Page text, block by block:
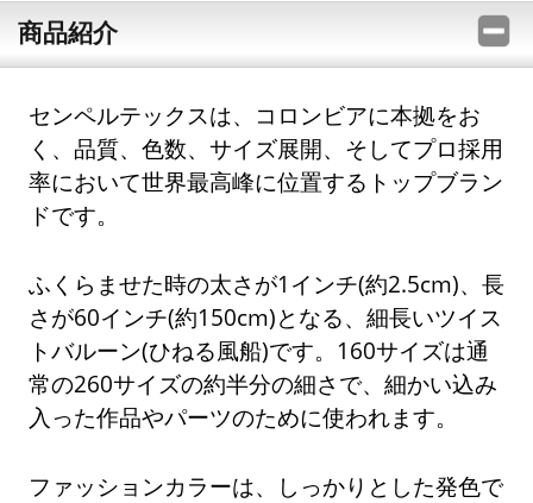
商品紹介
センペルテックスは、コロンビアに本拠をお
く、品質、色数、サイズ展開、そしてプロ採用
率において世界最高峰に位置するトップブラン
ドです。
ふくらませた時の太さが1インチ(約2.5cm)、長
さが60インチ(約150cm)となる、細長いツイス
トバルーン(ひねる風船)です。160サイズは通
常の260サイズの約半分の細さで、細かい込み
入った作品やパーツのために使われます。
ファッションカラーは、しっかりとした発色で